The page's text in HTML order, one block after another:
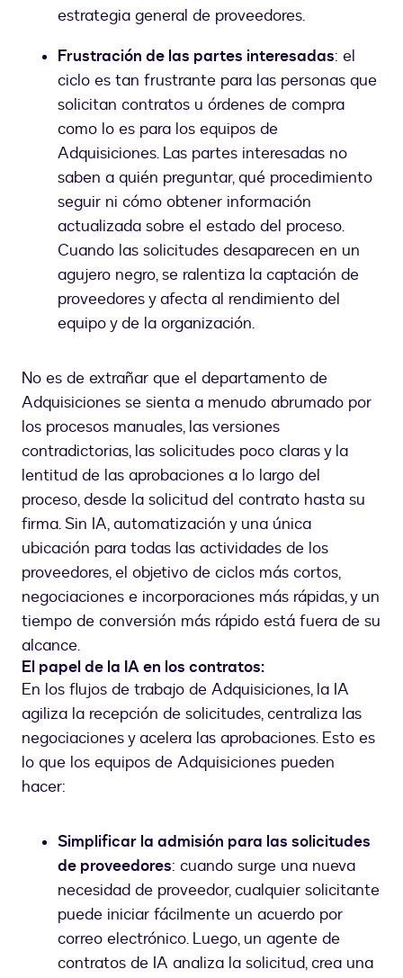
estrategia general de proveedores.
Frustración de las partes interesadas: el
ciclo es tan frustrante para las personas que
solicitan contratos u órdenes de compra
como lo es para los equipos de
Adquisiciones. Las partes interesadas no
saben a quién preguntar, qué procedimiento
seguir ni cómo obtener información
actualizada sobre el estado del proceso.
Cuando las solicitudes desaparecen en un
agujero negro, se ralentiza la captación de
proveedores y afecta al rendimiento del
equipo y de la organización.
No es de extrañar que el departamento de
Adquisiciones se sienta a menudo abrumado por
los procesos manuales, las versiones
contradictorias, las solicitudes poco claras y la
lentitud de las aprobaciones a lo largo del
proceso, desde la solicitud del contrato hasta su
firma. Sin IA, automatización y una única
ubicación para todas las actividades de los
proveedores, el objetivo de ciclos más cortos,
negociaciones e incorporaciones más rápidas, y un
tiempo de conversión más rápido está fuera de su
alcance.
El papel de la IA en los contratos:
En los flujos de trabajo de Adquisiciones, la IA
agiliza la recepción de solicitudes, centraliza las
negociaciones y acelera las aprobaciones. Esto es
lo que los equipos de Adquisiciones pueden
hacer:
Simplificar la admisión para las solicitudes
de proveedores: cuando surge una nueva
necesidad de proveedor, cualquier solicitante
puede iniciar fácilmente un acuerdo por
correo electrónico. Luego, un agente de
contratos de IA analiza la solicitud, crea una